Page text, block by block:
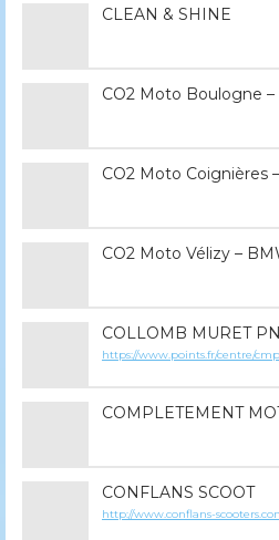
CLEAN & SHINE
CO2 Moto Boulogne
CO2 Moto Coignières
CO2 Moto Vélizy –
COLLOMB MURET
https://www.points.fr/centre/
COMPLETEMENT
CONFLANS SCOOT
http://www.conflans-